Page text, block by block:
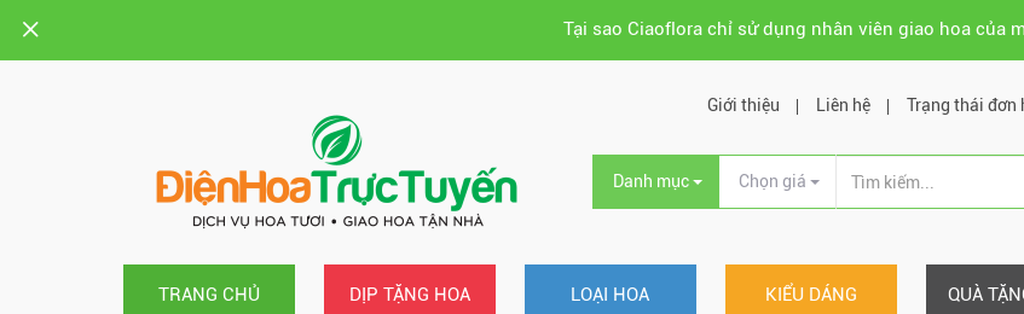
Tại sao Ciaoflora chỉ sử dụng nhân viên giao hoa của
Giới thiệu Liên hệ Trạng thái đơn
Danh mục Chọn giá
TRANG CHỦ DỊP TẶNG HOA LOẠI HOA KIỂU DÁNG QUÀ